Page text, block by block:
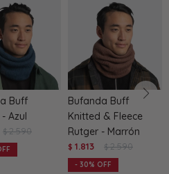
Buff
Azul
$ 2.590
Bufanda Buff
Knitted & Fleece
Rutger - Marrón
$ 1.813 $ 2.590
30